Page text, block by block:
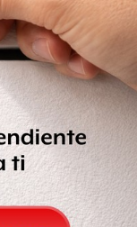
y
30 días, se
no se va a
ha dicho de que
en el campo
que es